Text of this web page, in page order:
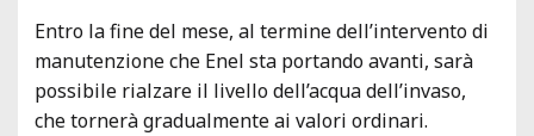
Entro la fine del mese, al termine dell’intervento di
manutenzione che Enel sta portando avanti, sarà
possibile rialzare il livello dell’acqua dell’invaso,
che tornerà gradualmente ai valori ordinari.